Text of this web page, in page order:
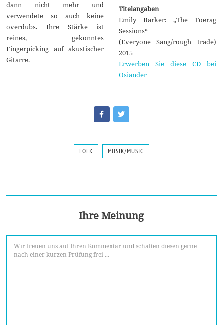
dann nicht mehr und
verwendete so auch keine
overdubs. Ihre Stärke ist
reines, gekonntes
Fingerpicking auf akustischer
Gitarre.
Titelangaben
Emily Barker: „The Toerag
Sessions“
(Everyone Sang/rough trade)
2015
Erwerben Sie diese CD bei
Osiander
FOLK MUSIK/MUSIC
Ihre Meinung